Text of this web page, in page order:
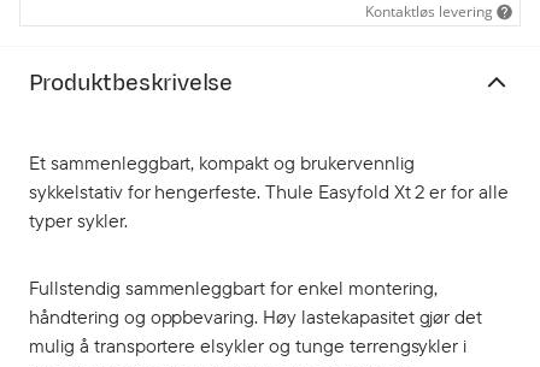
Kontaktløs levering
Produktbeskrivelse
Et sammenleggbart, kompakt og brukervennlig
sykkelstativ for hengerfeste. Thule Easyfold Xt 2 er for alle
typer sykler.
Fullstendig sammenleggbart for enkel montering,
håndtering og oppbevaring. Høy lastekapasitet gjør det
mulig å transportere elsykler og tunge terrengsykler i